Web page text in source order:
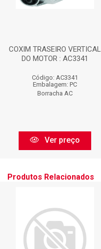
COXIM TRASEIRO VERTICAL
DO MOTOR : AC3341
Código: AC3341
Embalagem: PC
Borracha AC
Ver preço
Produtos Relacionados